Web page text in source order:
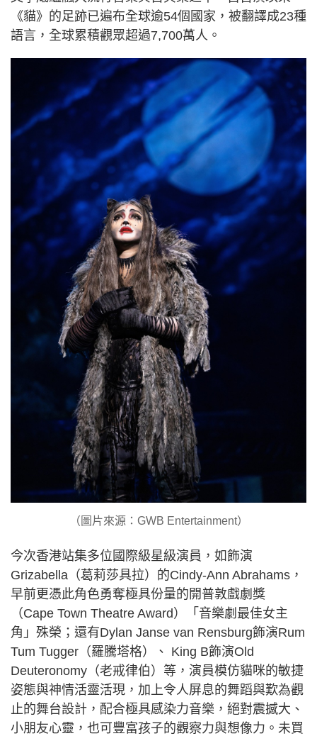
《貓》的足跡已遍布全球逾54個國家，被翻譯成23種
語言，全球累積觀眾超過7,700萬人。
（圖片來源：GWB Entertainment）
今次香港站集多位國際級星級演員，如飾演
Grizabella（葛莉莎具拉）的Cindy-Ann Abrahams，
早前更憑此角色勇奪極具份量的開普敦戲劇獎
（Cape Town Theatre Award）「音樂劇最佳女主
角」殊榮；還有Dylan Janse van Rensburg飾演Rum
Tum Tugger（羅騰塔格）、 King B飾演Old
Deuteronomy（老戒律伯）等，演員模仿貓咪的敏捷
姿態與神情活靈活現，加上令人屏息的舞蹈與歎為觀
止的舞台設計，配合極具感染力音樂，絕對震撼大、
小朋友心靈，也可豐富孩子的觀察力與想像力。未買